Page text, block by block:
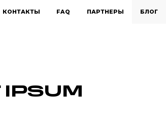
КОНТАКТЫ FAQ ПАРТНЕРЫ БЛОГ